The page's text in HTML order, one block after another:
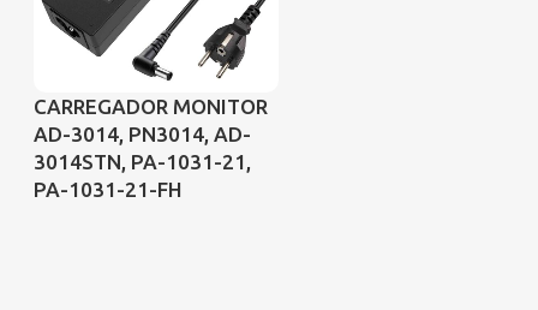
CARREGADOR MONITOR
AD-3014, PN3014, AD-
3014STN, PA-1031-21,
PA-1031-21-FH